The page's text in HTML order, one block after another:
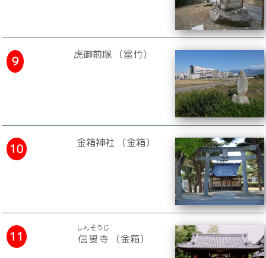
９ 虎御前塚 （富竹）
10 金箱神社 （金箱）
11 信叟寺
しんそうじ
（金箱）